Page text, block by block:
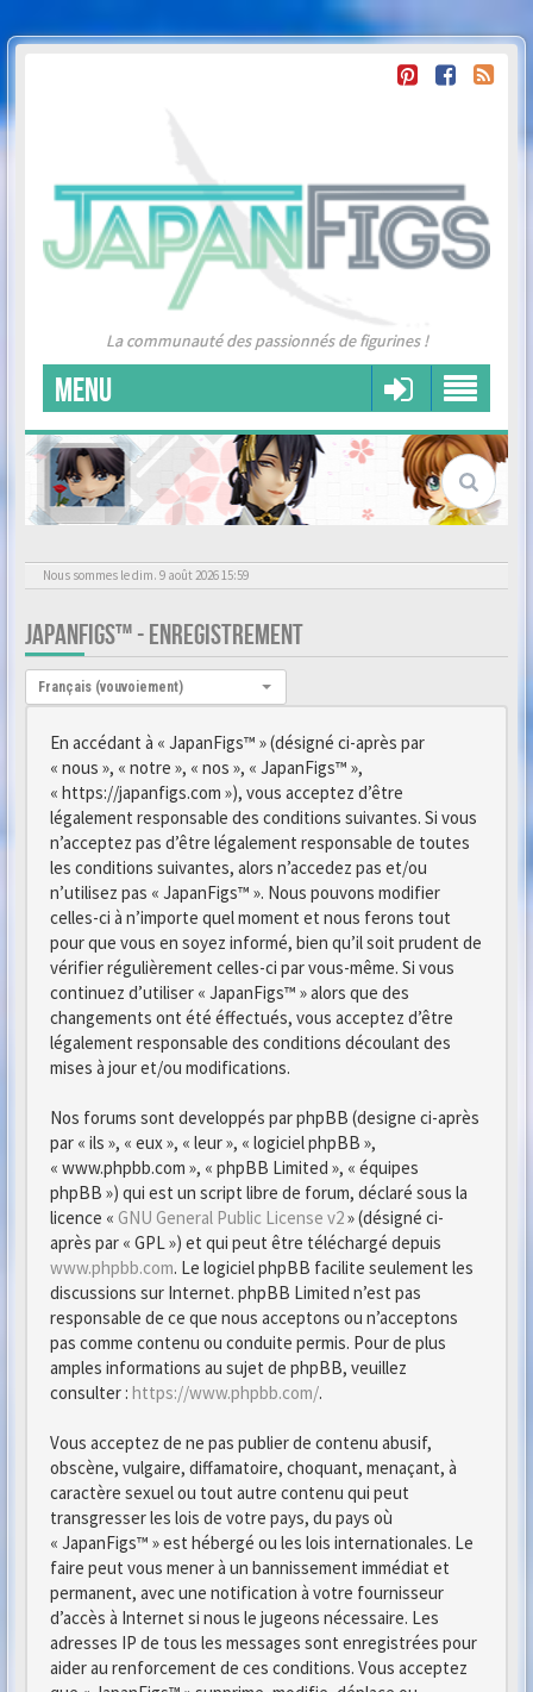
La communauté des passionnés de figurines !
MENU
Nous sommes le dim. 9 août 2026 15:59
JAPANFIGS™ - ENREGISTREMENT
Langue :
Français (vouvoiement)
En accédant à « JapanFigs™ » (désigné ci-après par
« nous », « notre », « nos », « JapanFigs™ »,
« https://japanfigs.com »), vous acceptez d’être
légalement responsable des conditions suivantes. Si vous
n’acceptez pas d’être légalement responsable de toutes
les conditions suivantes, alors n’accedez pas et/ou
n’utilisez pas « JapanFigs™ ». Nous pouvons modifier
celles-ci à n’importe quel moment et nous ferons tout
pour que vous en soyez informé, bien qu’il soit prudent de
vérifier régulièrement celles-ci par vous-même. Si vous
continuez d’utiliser « JapanFigs™ » alors que des
changements ont été éffectués, vous acceptez d’être
légalement responsable des conditions découlant des
mises à jour et/ou modifications.
Nos forums sont developpés par phpBB (designe ci-après
par « ils », « eux », « leur », « logiciel phpBB »,
« www.phpbb.com », « phpBB Limited », « équipes
phpBB ») qui est un script libre de forum, déclaré sous la
licence « GNU General Public License v2» (désigné ci-
après par « GPL ») et qui peut être téléchargé depuis
www.phpbb.com. Le logiciel phpBB facilite seulement les
discussions sur Internet. phpBB Limited n’est pas
responsable de ce que nous acceptons ou n’acceptons
pas comme contenu ou conduite permis. Pour de plus
amples informations au sujet de phpBB, veuillez
consulter : https://www.phpbb.com/.
Vous acceptez de ne pas publier de contenu abusif,
obscène, vulgaire, diffamatoire, choquant, menaçant, à
caractère sexuel ou tout autre contenu qui peut
transgresser les lois de votre pays, du pays où
« JapanFigs™ » est hébergé ou les lois internationales. Le
faire peut vous mener à un bannissement immédiat et
permanent, avec une notification à votre fournisseur
d’accès à Internet si nous le jugeons nécessaire. Les
adresses IP de tous les messages sont enregistrées pour
aider au renforcement de ces conditions. Vous acceptez